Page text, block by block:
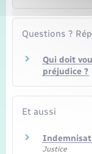
Questions ?
Qui doit
préjudice ?
Et aussi
Justice